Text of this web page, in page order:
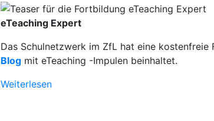
eTeaching Expert
Das Schulnetzwerk im ZfL hat eine
Blog mit eTeaching -Impulen beinhaltet.
Weiterlesen